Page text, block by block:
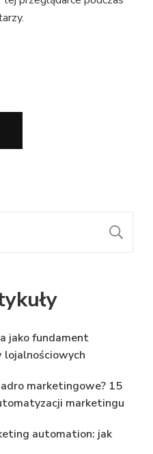
jako fundament
lojalnościowych
marketingowe? 15
marketingu
automation: jak